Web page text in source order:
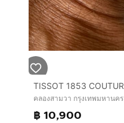
คลองสามวา กรุงเทพมหานคร
฿ 10,900